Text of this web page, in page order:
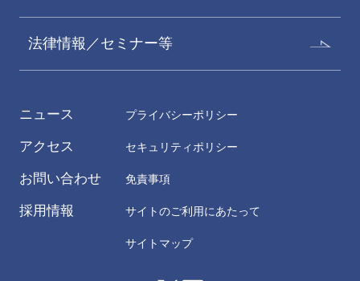
法律情報／セミナー等
ニュース
アクセス
お問い合わせ
採用情報
プライバシーポリシー
セキュリティポリシー
免責事項
サイトのご利用にあたって
サイトマップ